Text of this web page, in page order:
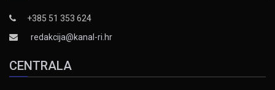
+385 51 353 624
redakcija@kanal-ri.hr
CENTRALA